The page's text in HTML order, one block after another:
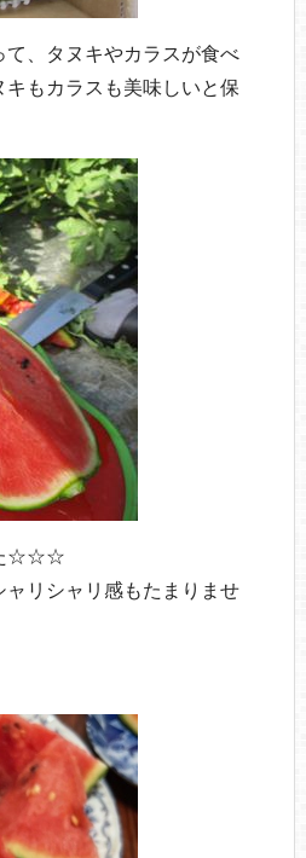
て、タヌキやカラスが食べ
もカラスも美味しいと保
た☆☆☆
リシャリ感もたまりませ